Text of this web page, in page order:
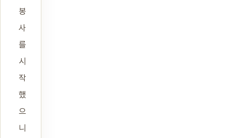
봉
사
를
시
작
했
으
니